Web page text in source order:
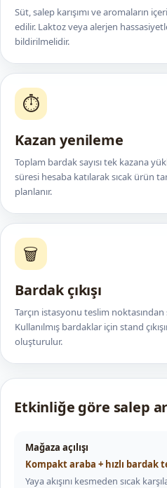
Süt, salep karışımı ve aromaların
edilir. Laktoz veya alerjen
bildirilmelidir.
⏱️
Kazan yenileme
Toplam bardak sayısı tek kazana
süresi hesaba katılarak sıcak ürün
planlanır.
🗑️
Bardak çıkışı
Tarçın istasyonu teslim noktasından
Kullanılmış bardaklar için stand
oluşturulur.
Etkinliğe göre salep
Mağaza açılışı
Kompakt araba + hızlı bardak
Yaya akışını kesmeden sıcak